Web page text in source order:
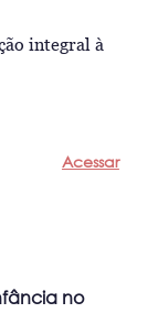
integral à
Acessar
no